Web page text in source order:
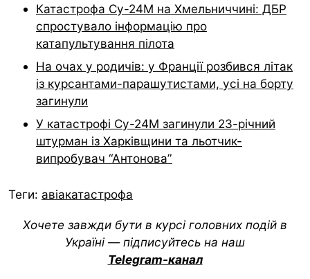
Катастрофа Су-24М на Хмельниччині: ДБР
спростувало інформацію про
катапультування пілота
На очах у родичів: у Франції розбився літак
із курсантами-парашутистами, усі на борту
загинули
У катастрофі Су-24М загинули 23-річний
штурман із Харківщини та льотчик-
випробувач “Антонова”
Теги: авіакатастрофа
Хочете завжди бути в курсі головних подій в
Україні — підписуйтесь на наш
Telegram-канал